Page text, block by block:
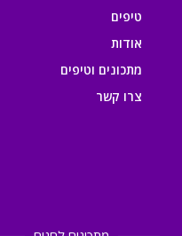
טיפים
אודות
מתכונים וטיפים
צרו קשר